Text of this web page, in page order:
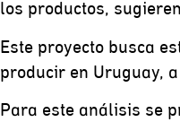
los productos,
Este proyecto busca
producir en Uruguay,
Para este análisis se